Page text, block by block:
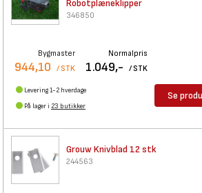
Robotplæneklipper
346850
Bygmaster
944,10 / STK
Normalpris
1.049,- / STK
Levering 1-2 hverdage
På lager i 23 butikker
Se
Grouw Knivblad 12 stk
244563